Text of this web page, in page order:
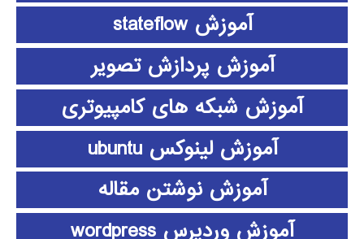
آموزش stateflow
آموزش پردازش تصویر
آموزش شبکه های کامپیوتری
آموزش لینوکس ubuntu
آموزش نوشتن مقاله
آموزش وردپرس wordpress